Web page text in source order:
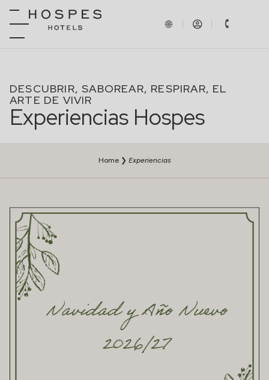
DESCUBRIR, SABOREAR, RESPIRAR, EL
ARTE DE VIVIR
Experiencias Hospes
Home❯ Experiencias